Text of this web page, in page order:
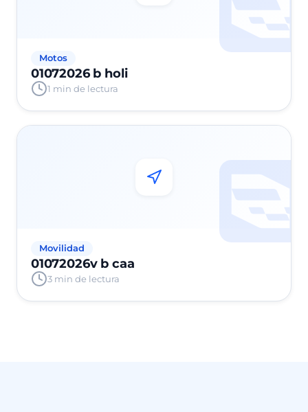
Motos
01072026 b holi
1 min de lectura
Movilidad
01072026v b caa
3 min de lectura